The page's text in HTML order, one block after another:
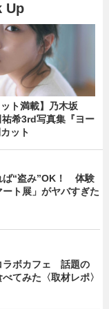
Up
ット満載】乃木坂
希3rd写真集『ヨー
ット
ば“盗み”OK！ 体験
ト展」がヤバすぎた
ラボカフェ 話題の
てみた〈取材レポ〉